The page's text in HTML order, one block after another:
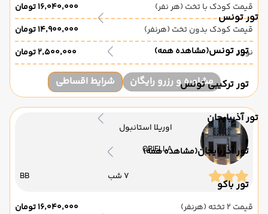
تور تونس
تور تونس(مشاهده همه)
تور ترکیبی تونس
تور آذربایجان
تور آذربایجان(مشاهده همه)
تور باکو
قیمت کودک با تخت (هر نفر)
۱۶٬۰۴۰٬۰۰۰ تومان
قیمت کودک بدون تخت (هرنفر)
۱۴٬۹۰۰٬۰۰۰ تومان
نوزاد
۲٬۵۰۰٬۰۰۰ تومان
مشاوره و رزرو رایگان شرایط اقساطی
اوریلا استانبول
ORIELLA
7 شب BB
قیمت 2 تخته (هرنفر)
۱۶٬۰۴۰٬۰۰۰ تومان